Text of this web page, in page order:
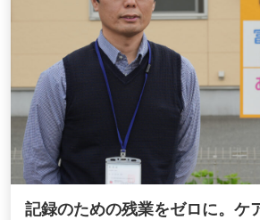
記録のための残業をゼロに。ケ